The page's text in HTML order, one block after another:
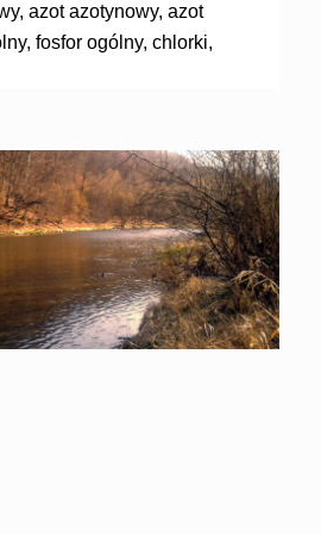
azot azotynowy, azot
fosfor ogólny, chlorki,